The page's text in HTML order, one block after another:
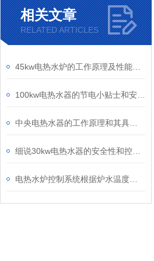
相关文章
RELATED ARTICLES